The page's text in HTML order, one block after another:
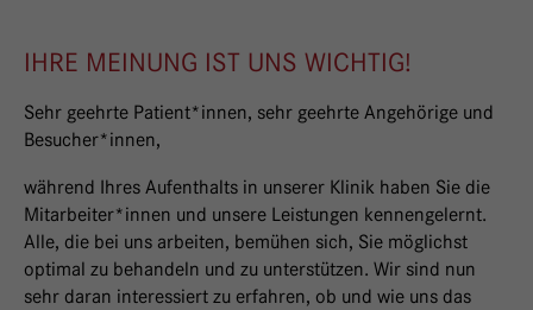
IHRE MEINUNG IST UNS WICHTIG!
Sehr geehrte Patient*innen, sehr geehrte Angehörige und
Besucher*innen,
während Ihres Aufenthalts in unserer Klinik haben Sie die
Mitarbeiter*innen und unsere Leistungen kennengelernt.
Alle, die bei uns arbeiten, bemühen sich, Sie möglichst
optimal zu behandeln und zu unterstützen. Wir sind nun
sehr daran interessiert zu erfahren, ob und wie uns das